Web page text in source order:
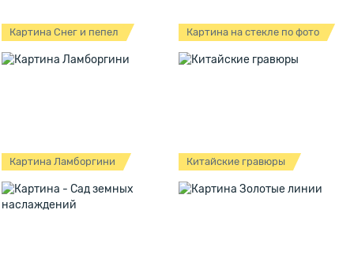
Картина Снег и пепел Картина на стекле по фото
Картина Ламборгини Китайские гравюры